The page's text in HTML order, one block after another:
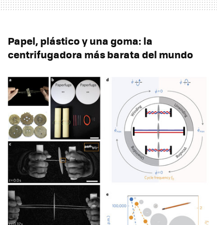
Papel, plástico y una goma: la
centrifugadora más barata del mundo